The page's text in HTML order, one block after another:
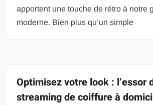
apportent une touche de rétro à notre
moderne. Bien plus qu’un simple
Optimisez votre look : l’essor
streaming de coiffure à